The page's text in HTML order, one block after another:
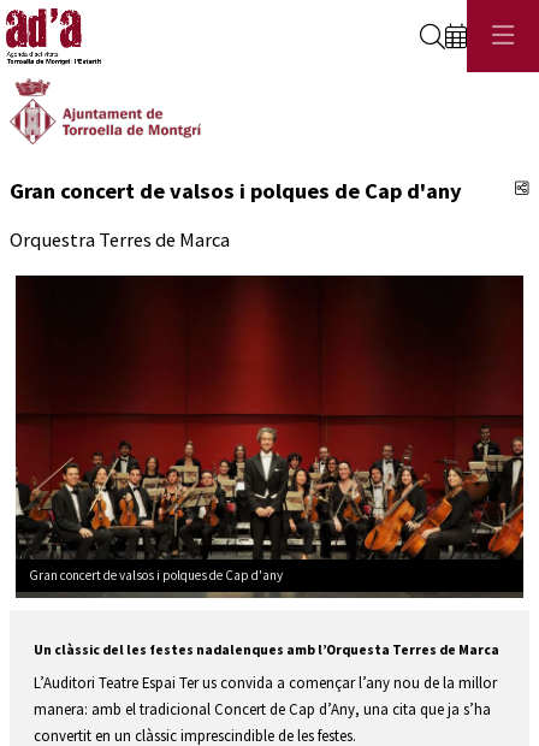
Cerca
Gran concert de valsos i polques de Cap d'any
Orquestra Terres de Marca
Gran concert de valsos i polques de Cap d'any
Un clàssic del les festes nadalenques amb l’Orquesta Terres de Marca
L’Auditori Teatre Espai Ter us convida a començar l’any nou de la millor
manera: amb el tradicional Concert de Cap d’Any, una cita que ja s’ha
convertit en un clàssic imprescindible de les festes.